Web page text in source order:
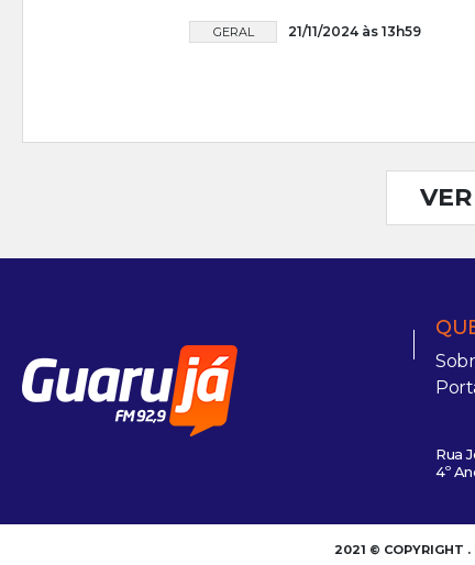
GERAL 21/11/2024 às 13h59
Rua
4º
2021 © COPYRIGHT .